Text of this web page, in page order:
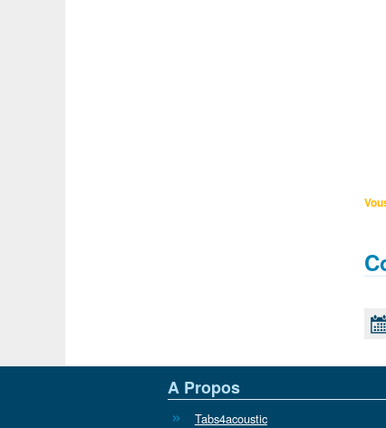
A Propos
Tabs4acoustic